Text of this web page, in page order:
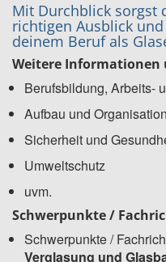
Mit Durchblick sorgst
richtigen Ausblick
deinem Beruf als
Weitere
Berufsbildung, Arbeits-
Aufbau und
Sicherheit und
Umweltschutz
uvm.
Schwerpunkte /
Schwerpunkte /
Verglasung und